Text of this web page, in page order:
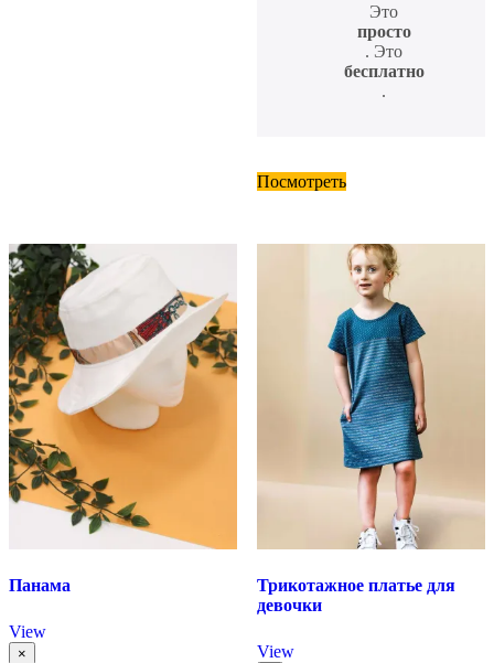
Это
просто
. Это
бесплатно
.
Посмотреть
Панама
View
×
Трикотажное платье для
девочки
View